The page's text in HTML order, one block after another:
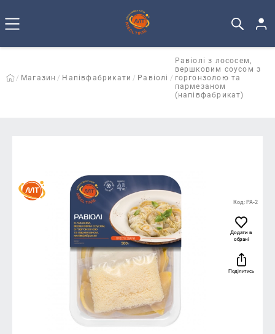
Магазин Напівфабрикати Равіолі
Равіолі з лососем,
вершковим соусом з
горгонзолою та
пармезаном
(напівфабрикат)
Код: РА-2
Додати в
обрані
Поділитись